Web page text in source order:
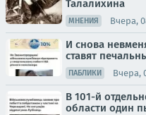
Талалихина
МНЕНИЯ Вчера,
И снова
ставят
ПАБЛИКИ Вчера,
В 101-й
области один